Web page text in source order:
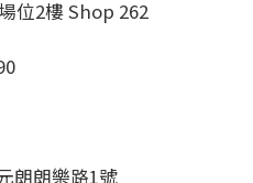
位2樓 Shop 262
朗朗樂路1號